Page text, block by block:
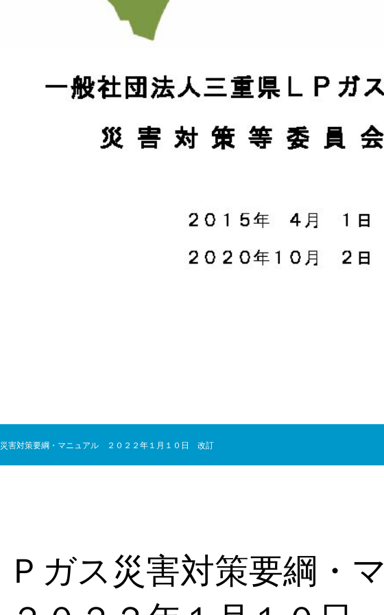
害対策要綱・マニュアル ２０２２年１月１０日 改訂
ガス災害対策要綱・マ